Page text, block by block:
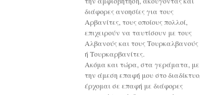
διάφορες ανοησίες για τους
Αρβανίτες, τους οποίους πολλοί,
επιχειρούν να ταυτίσουν με τους
Αλβανούς και τους Τουρκαλβανούς
ή Τουρκαρβανίτες.
Ακόμα και τώρα, στα γεράματα, με
την άμεση επαφή μου στο διαδίκτυο,
έρχομαι σε επαφή με διάφορες